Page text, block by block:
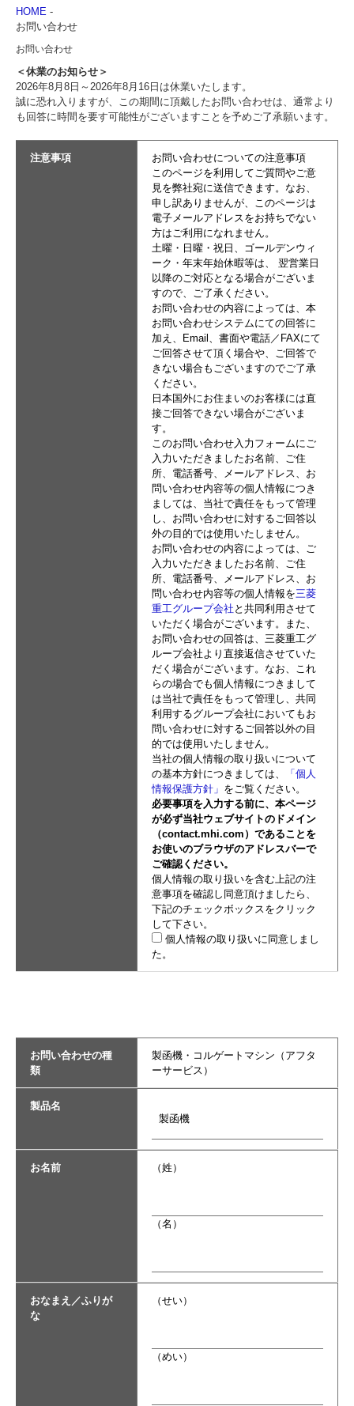
HOME -
お問い合わせ
お問い合わせ
＜休業のお知らせ＞
2026年8月8日～2026年8月16日は休業いたします。
誠に恐れ入りますが、この期間に頂戴したお問い合わせは、通常より
も回答に時間を要す可能性がございますことを予めご了承願います。
注意事項
お問い合わせについての注意事項
このページを利用してご質問やご意
見を弊社宛に送信できます。なお、
申し訳ありませんが、このページは
電子メールアドレスをお持ちでない
方はご利用になれません。
土曜・日曜・祝日、ゴールデンウィ
ーク・年末年始休暇等は、 翌営業日
以降のご対応となる場合がございま
すので、ご了承ください。
お問い合わせの内容によっては、本
お問い合わせシステムにての回答に
加え、Email、書面や電話／FAXにて
ご回答させて頂く場合や、ご回答で
きない場合もございますのでご了承
ください。
日本国外にお住まいのお客様には直
接ご回答できない場合がございま
す。
このお問い合わせ入力フォームにご
入力いただきましたお名前、ご住
所、電話番号、メールアドレス、お
問い合わせ内容等の個人情報につき
ましては、当社で責任をもって管理
し、お問い合わせに対するご回答以
外の目的では使用いたしません。
お問い合わせの内容によっては、ご
入力いただきましたお名前、ご住
所、電話番号、メールアドレス、お
問い合わせ内容等の個人情報を三菱
重工グループ会社 と共同利用させて
いただく場合がございます。また、
お問い合わせの回答は、三菱重工グ
ループ会社より直接返信させていた
だく場合がございます。なお、これ
らの場合でも個人情報につきまして
は当社で責任をもって管理し、共同
利用するグループ会社においてもお
問い合わせに対するご回答以外の目
的では使用いたしません。
当社の個人情報の取り扱いについて
の基本方針につきましては、
「個人
情報保護方針」 をご覧ください。
必要事項を入力する前に、本ページ
が必ず当社ウェブサイトのドメイン
（contact.mhi.com）であることを
お使いのブラウザのアドレスバーで
ご確認ください。
個人情報の取り扱いを含む上記の注
意事項を確認し同意頂けましたら、
下記のチェックボックスをクリック
して下さい。
個人情報の取り扱いに同意しまし
た。
お問い合わせの種
類
製函機・コルゲートマシン（アフタ
ーサービス）
製品名
お名前 （姓）
（名）
おなまえ／ふりが
な
（せい）
（めい）